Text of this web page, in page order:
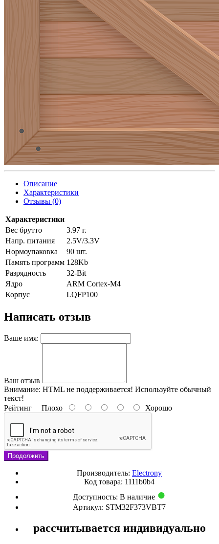
Описание
Характеристики
Отзывы (0)
Характеристики
Вес брутто
3.97 г.
Напр. питания
2.5V/3.3V
Нормоупаковка
90 шт.
Память программ 128Kb
Разрядность
32-Bit
Ядро
ARM Cortex-M4
Корпус
LQFP100
Написать отзыв
Ваше имя:
Ваш отзыв
Внимание: HTML не поддерживается! Используйте обычный
текст!
Рейтинг Плохо Хорошо
Продолжить
Производитель: Electrony
Код товара: 1111b0b4
Доступность: В наличие
Артикул: STM32F373VBT7
рассчитывается индивидуально